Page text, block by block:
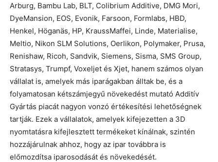
Arburg, Bambu Lab, BLT, Colibrium Additive, DMG Mori,
DyeMansion, EOS, Evonik, Farsoon, Formlabs, HBD,
Henkel, Höganäs, HP, KraussMaffei, Linde, Materialise,
Meltio, Nikon SLM Solutions, Oerlikon, Polymaker, Prusa,
Renishaw, Ricoh, Sandvik, Siemens, Sisma, SMS Group,
Stratasys, Trumpf, Voxeljet és Xjet, hanem számos olyan
vállalat is, amelyek más iparágakban álltak be, és a
folyamatosan kétszámjegyű növekedést mutató Additív
Gyártás piacát nagyon vonzó értékesítési lehetőségnek
tartják. Ezek a vállalatok, amelyek kifejezetten a 3D
nyomtatásra kifejlesztett termékeket kínálnak, szintén
hozzájárulnak ahhoz, hogy az ipar továbbra is
előmozdítsa iparosodását és növekedését.